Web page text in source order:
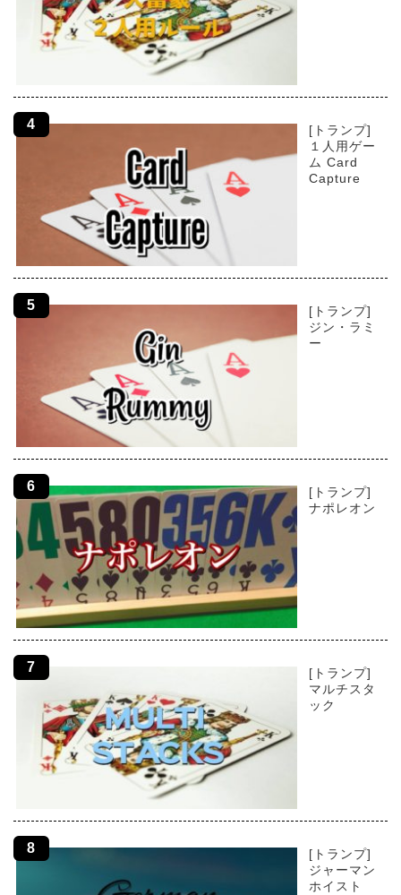
[トランプ]
１人用ゲー
ム Card
Capture
[トランプ]
ジン・ラミ
ー
[トランプ]
ナポレオン
[トランプ]
マルチスタ
ック
[トランプ]
ジャーマン
ホイスト